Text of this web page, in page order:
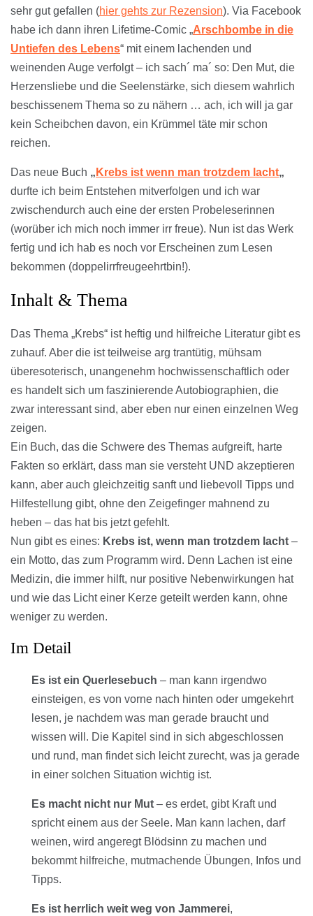
sehr gut gefallen (hier gehts zur Rezension). Via Facebook
habe ich dann ihren Lifetime-Comic „Arschbombe in die
Untiefen des Lebens“ mit einem lachenden und
weinenden Auge verfolgt – ich sach´ ma´ so: Den Mut, die
Herzensliebe und die Seelenstärke, sich diesem wahrlich
beschissenem Thema so zu nähern … ach, ich will ja gar
kein Scheibchen davon, ein Krümmel täte mir schon
reichen.
Das neue Buch „ Krebs ist wenn man trotzdem lacht„
durfte ich beim Entstehen mitverfolgen und ich war
zwischendurch auch eine der ersten Probeleserinnen
(worüber ich mich noch immer irr freue). Nun ist das Werk
fertig und ich hab es noch vor Erscheinen zum Lesen
bekommen (doppelirrfreugeehrtbin!).
Inhalt & Thema
Das Thema „Krebs“ ist heftig und hilfreiche Literatur gibt es
zuhauf. Aber die ist teilweise arg trantütig, mühsam
überesoterisch, unangenehm hochwissenschaftlich oder
es handelt sich um faszinierende Autobiographien, die
zwar interessant sind, aber eben nur einen einzelnen Weg
zeigen.
Ein Buch, das die Schwere des Themas aufgreift, harte
Fakten so erklärt, dass man sie versteht UND akzeptieren
kann, aber auch gleichzeitig sanft und liebevoll Tipps und
Hilfestellung gibt, ohne den Zeigefinger mahnend zu
heben – das hat bis jetzt gefehlt.
Nun gibt es eines: Krebs ist, wenn man trotzdem lacht –
ein Motto, das zum Programm wird. Denn Lachen ist eine
Medizin, die immer hilft, nur positive Nebenwirkungen hat
und wie das Licht einer Kerze geteilt werden kann, ohne
weniger zu werden.
Im Detail
Es ist ein Querlesebuch – man kann irgendwo
einsteigen, es von vorne nach hinten oder umgekehrt
lesen, je nachdem was man gerade braucht und
wissen will. Die Kapitel sind in sich abgeschlossen
und rund, man findet sich leicht zurecht, was ja gerade
in einer solchen Situation wichtig ist.
Es macht nicht nur Mut – es erdet, gibt Kraft und
spricht einem aus der Seele. Man kann lachen, darf
weinen, wird angeregt Blödsinn zu machen und
bekommt hilfreiche, mutmachende Übungen, Infos und
Tipps.
Es ist herrlich weit weg von Jammerei,